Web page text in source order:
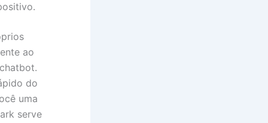
ao
do
uma
serve